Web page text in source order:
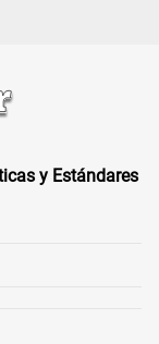
y Estándares